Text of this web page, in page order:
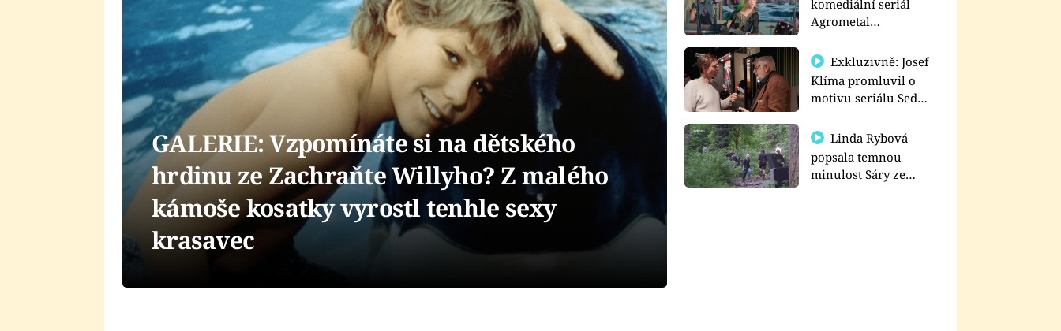
komediální seriál
Agrometal
prima+
Exkluzivně: Josef
Klíma promluvil o
motivu seriálu Sedm
Linda Rybová
popsala temnou
minulost Sáry ze
GALERIE: Vzpomínáte si na dětského
hrdinu ze Zachraňte Willyho? Z malého
kámoše kosatky vyrostl tenhle sexy
krasavec